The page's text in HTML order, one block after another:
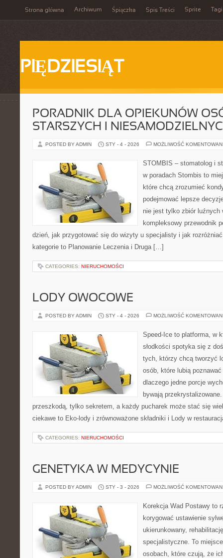
Strona główna Archiwum Śpiączka Spis Treści Sprite Tagi
PIĘDZIESIĄT
PORADNIK DLA OPIEKUNÓW
STARSZYCH I
POSTED BY ADMIN STY - 4 - 2026 MOŻLIWOŚĆ
STOMBIS – stomatolog i
w poradach Stombis to
które chcą zrozumieć
podejmować lepsze
nie jest tylko zbiór luźnych
kompleksowy przewodnik
dzień, jak przygotować się do wizyty u specjalisty i jak
kategorie to Planowanie Leczenia i Druga […]
CATEGORIES: NIERUCHOMOŚCI
LODY OWOCOWE
POSTED BY ADMIN STY - 4 - 2026 MOŻLIWOŚĆ
Speed-Ice to platforma, w
słodkości spotyka się z
tych, którzy chcą tworzyć
osób, które lubią
dlaczego jedne porcje
bywają
przeszkodą, tylko sekretem, a każdy pucharek może stać się
ciekawe to Eko-lody i zrównoważone składniki i Lody w
CATEGORIES: NIERUCHOMOŚCI
GENETYKA W MEDYCYNIE
POSTED BY ADMIN STY - 3 - 2026 MOŻLIWOŚĆ
Korekcja Wad Postawy to
korygować ustawienie
ukierunkowany,
specjalistyczne. To
osobach, które czują, że